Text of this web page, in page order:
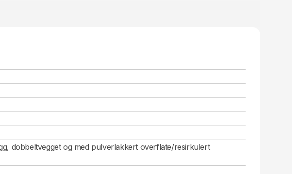
dobbeltvegget og med pulverlakkert overflate/resirkulert